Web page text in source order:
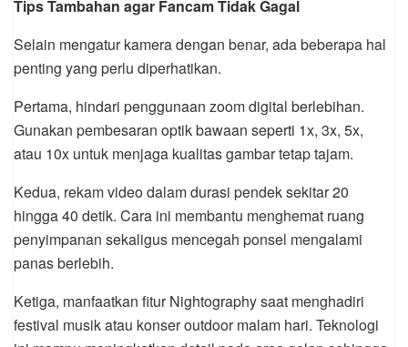
Tips Tambahan agar Fancam Tidak Gagal
Selain mengatur kamera dengan benar, ada beberapa hal
penting yang perlu diperhatikan.
Pertama, hindari penggunaan zoom digital berlebihan.
Gunakan pembesaran optik bawaan seperti 1x, 3x, 5x,
atau 10x untuk menjaga kualitas gambar tetap tajam.
Kedua, rekam video dalam durasi pendek sekitar 20
hingga 40 detik. Cara ini membantu menghemat ruang
penyimpanan sekaligus mencegah ponsel mengalami
panas berlebih.
Ketiga, manfaatkan fitur Nightography saat menghadiri
festival musik atau konser outdoor malam hari. Teknologi